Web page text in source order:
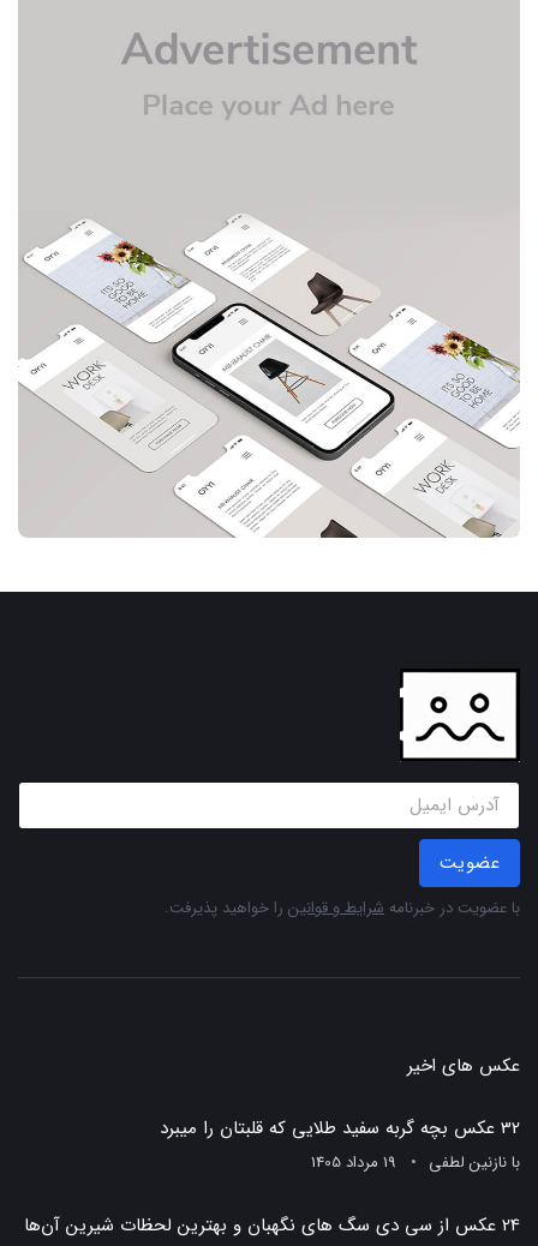
عضویت
با عضویت در خبرنامه شرایط و قوانین را خواهید پذیرفت.
عکس های اخیر
32 عکس بچه گربه سفید طلایی که قلبتان را میبرد
بانازنین لطفی 19 مرداد 1405
24 عکس از سی دی سگ های نگهبان و بهترین لحظات شیرین آن‌ها